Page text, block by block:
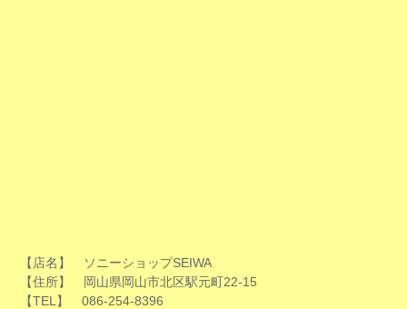
【店名】 ソニーショップSEIWA
【住所】 岡山県岡山市北区駅元町22-15
【TEL】 086-254-8396